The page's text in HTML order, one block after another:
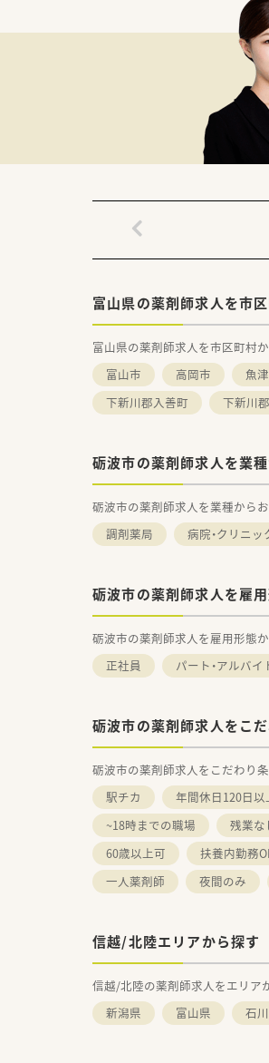
富山県の薬剤師求人を市
富山県の薬剤師求人を市区町村
富山市
高岡市 魚
下新川郡入善町
下新川
砺波市の薬剤師求人を業
砺波市の薬剤師求人を業種から
調剤薬局
病院・クリニッ
砺波市の薬剤師求人を雇
砺波市の薬剤師求人を雇用形態
正社員
パート・アルバイ
砺波市の薬剤師求人をこ
砺波市の薬剤師求人をこだわり
駅チカ
年間休日120日以
~18時までの職場
残業な
60歳以上可
扶養内勤務
一人薬剤師
夜間のみ
信越/北陸エリアから探す
信越/北陸の薬剤師求人をエリア
新潟県
富山県 石